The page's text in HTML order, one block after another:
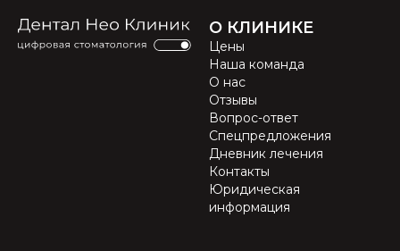
О КЛИНИКЕ
Цены
Наша команда
О нас
Отзывы
Вопрос-ответ
Спецпредложения
Дневник лечения
Контакты
Юридическая
информация